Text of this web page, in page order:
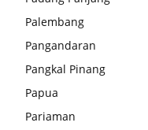
Palembang
Pangandaran
Pangkal Pinang
Papua
Pariaman